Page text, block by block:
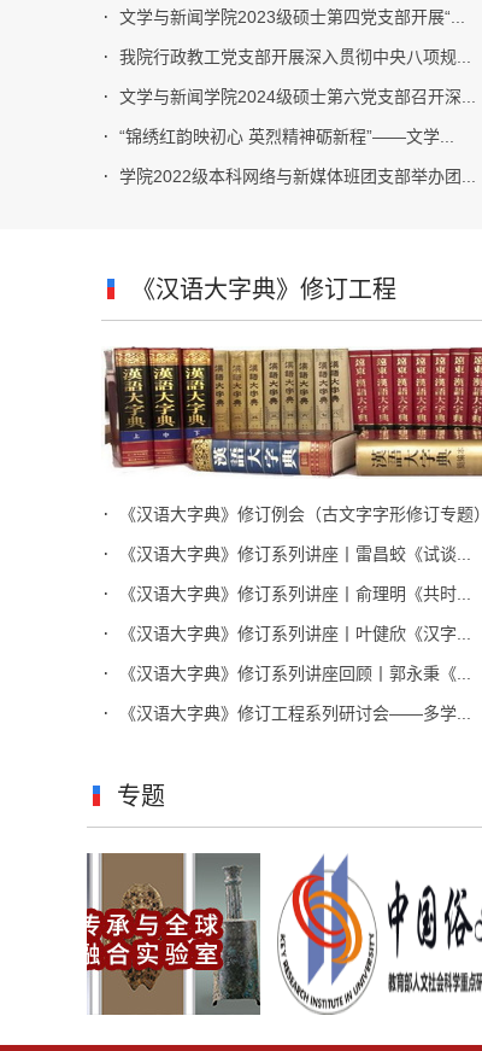
文学与新闻学院2023级硕士第四党支部开展“...
我院行政教工党支部开展深入贯彻中央八项规...
文学与新闻学院2024级硕士第六党支部召开深...
“锦绣红韵映初心 英烈精神砺新程”——文学...
学院2022级本科网络与新媒体班团支部举办团...
《汉语大字典》修订工程
《汉语大字典》修订例会（古文字字形修订专题）
《汉语大字典》修订系列讲座丨雷昌蛟《试谈...
《汉语大字典》修订系列讲座丨俞理明《共时...
《汉语大字典》修订系列讲座丨叶健欣《汉字...
《汉语大字典》修订系列讲座回顾丨郭永秉《...
《汉语大字典》修订工程系列研讨会——多学...
专题